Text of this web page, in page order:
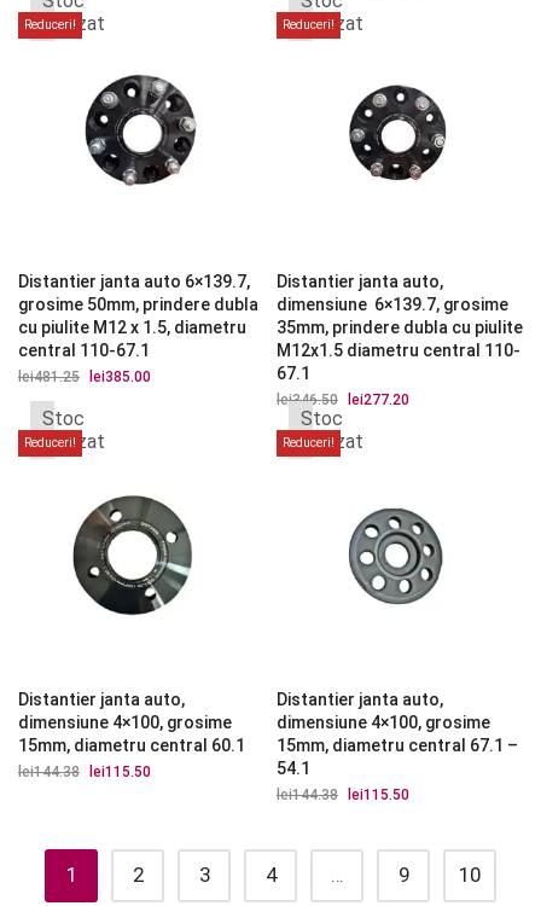
lei481.25.
a
fost:
Reduceri!
epuizat
Distantier janta auto 6×139.7,
grosime 50mm, prindere dubla
cu piulite M12 x 1.5, diametru
central 110-67.1
lei481.25
Prețul
lei481.25.
lei385.00
Reduceri!
epuizat
Distantier janta auto,
dimensiune 6×139.7, grosime
35mm, prindere dubla cu piulite
M12x1.5 diametru central 110-
67.1
lei346.50
Prețul
a
fost:
lei277.20
Reduceri!
Stoc
epuizat
Distantier janta auto,
dimensiune 4×100, grosime
15mm, diametru central 60.1
lei144.38
Prețul
lei115.50
Reduceri!
Stoc
epuizat
Distantier janta auto,
dimensiune 4×100, grosime
15mm, diametru central 67.1 –
54.1
lei144.38
Prețul
fost:
lei115.50
lei115.50.
1 2 3 4 … 9 10